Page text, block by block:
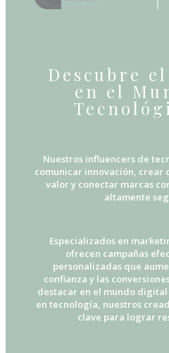
Descubre
en el
Nuestros influencers de
comunicar innovación, crear
valor y conectar marcas
altamente
Especializados en
ofrecen campañas
personalizadas que
confianza y las
destacar en el mundo
en tecnología, nuestros
clave para lograr